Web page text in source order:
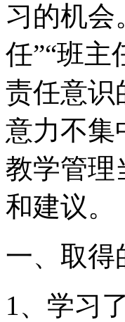
习的机会
任”“班主
责任意识
意力不集
教学管理
和建议。
一、取得
1、学习